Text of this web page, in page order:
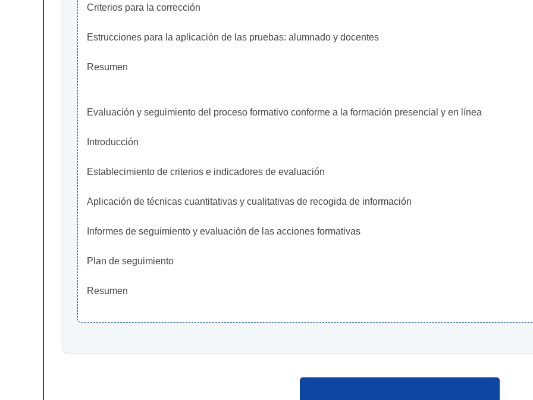
Criterios para la corrección
Estrucciones para la aplicación de las pruebas: alumnado y docentes
Resumen
Evaluación y seguimiento del proceso formativo conforme a la formación presencial y en línea
Introducción
Establecimiento de criterios e indicadores de evaluación
Aplicación de técnicas cuantitativas y cualitativas de recogida de información
Informes de seguimiento y evaluación de las acciones formativas
Plan de seguimiento
Resumen